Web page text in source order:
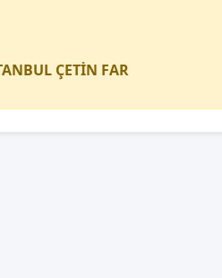
ÇETİN FAR